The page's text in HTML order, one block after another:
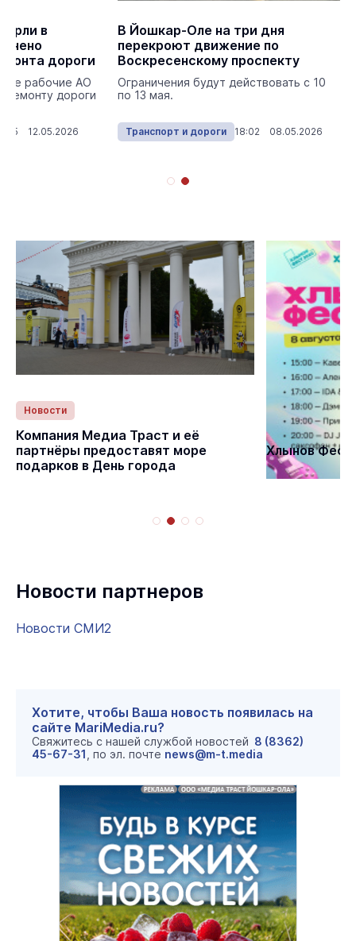
в
дороги
рабочие АО
ремонту дороги
12.05.2026
В Йошкар-Оле на три дня
перекроют движение по
Воскресенскому проспекту
Ограничения будут действовать с 10
по 13 мая.
Транспорт и дороги 18:02 08.05.2026
Новости
Компания Медиа Траст и её
партнёры предоставят море
подарков в День города
Статьи
Хлынов Фест
Новости партнеров
Новости СМИ2
Хотите, чтобы Ваша новость появилась на
сайте MariMedia.ru?
Свяжитесь с нашей службой новостей 8 (8362)
45-67-31 , по эл. почте news@m-t.media